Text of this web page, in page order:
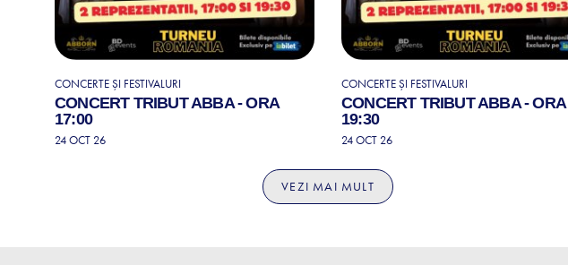
CONCERTE ȘI FESTIVALURI
CONCERT TRIBUT ABBA - ORA
17:00
24 OCT 26
CONCERTE ȘI FESTIVALURI
CONCERT TRIBUT ABBA - ORA
19:30
24 OCT 26
VEZI MAI MULT